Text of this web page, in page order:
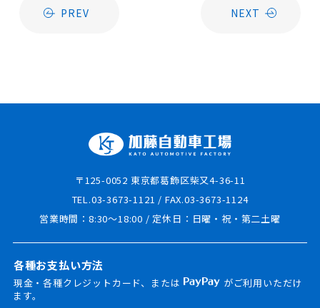
PREV NEXT
〒125-0052 東京都葛飾区柴又4-36-11
TEL.03-3673-1121 / FAX.03-3673-1124
営業時間：8:30～18:00 / 定休日：日曜・祝・第二土曜
各種お支払い方法
現金・各種クレジットカード、または
がご利用いただけ
ます。